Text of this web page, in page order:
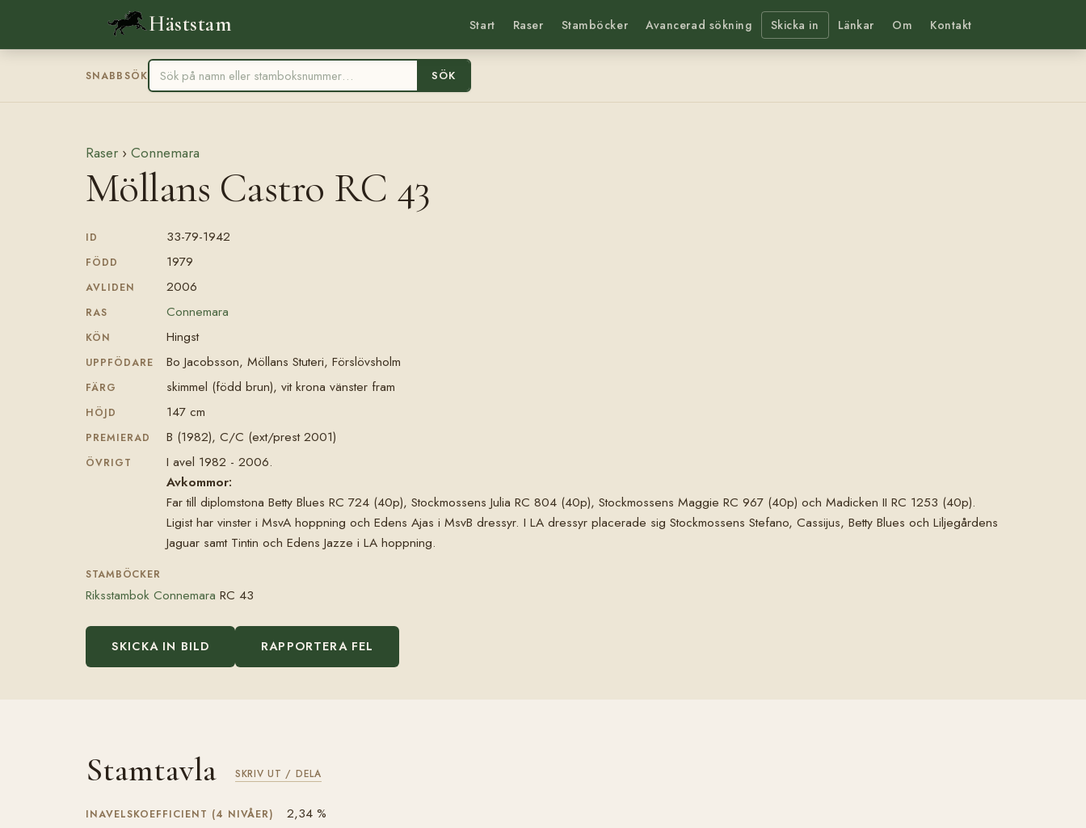
Häststam Start Raser Stamböcker Avancerad sökning Skicka in Länkar Om Kontakt
SNABBSÖK SÖK
Raser › Connemara
Möllans Castro RC 43
ID 33-79-1942
FÖDD 1979
AVLIDEN 2006
RAS Connemara
KÖN Hingst
UPPFÖDARE Bo Jacobsson, Möllans Stuteri, Förslövsholm
FÄRG skimmel (född brun), vit krona vänster fram
HÖJD 147 cm
PREMIERAD B (1982), C/C (ext/prest 2001)
ÖVRIGT
I avel 1982 - 2006.
Avkommor:
Far till diplomstona Betty Blues RC 724 (40p), Stockmossens Julia RC 804 (40p), Stockmossens Maggie RC 967 (40p) och Madicken II RC 1253 (40p).
Ligist har vinster i MsvA hoppning och Edens Ajas i MsvB dressyr. I LA dressyr placerade sig Stockmossens Stefano, Cassijus, Betty Blues och Liljegårdens
Jaguar samt Tintin och Edens Jazze i LA hoppning.
STAMBÖCKER
Riksstambok Connemara RC 43
SKICKA IN BILD RAPPORTERA FEL
Stamtavla SKRIV UT / DELA
INAVELSKOEFFICIENT (4 NIVÅER) 2,34 %